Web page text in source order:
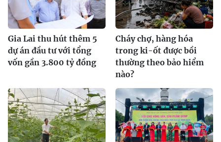
Gia Lai thu hút thêm 5
dự án đầu tư với tổng
vốn gần 3.800 tỷ đồng
Cháy chợ, hàng hóa
trong ki-ốt được bồi
thường theo bảo hiểm
nào?